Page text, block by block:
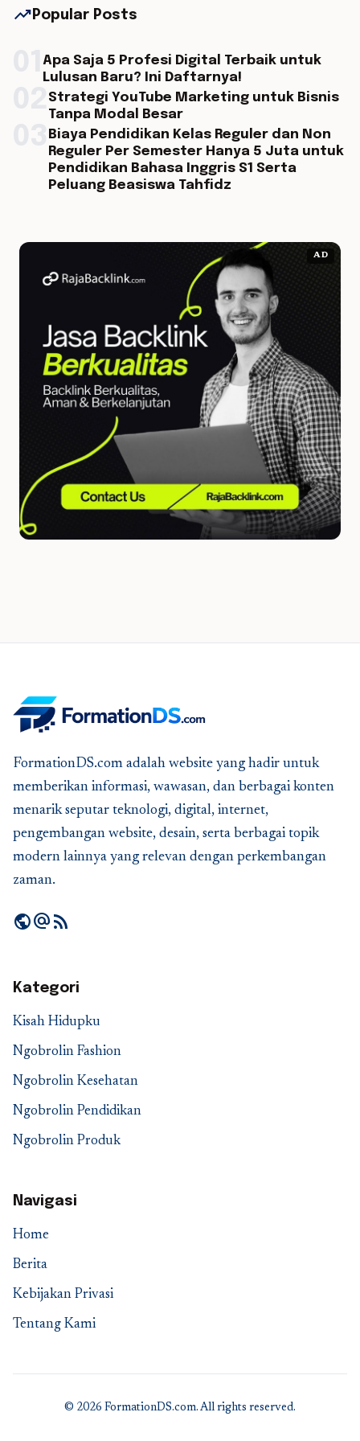
trending_up Popular Posts
Apa Saja 5 Profesi Digital Terbaik untuk
Lulusan Baru? Ini Daftarnya!
Strategi YouTube Marketing untuk Bisnis
Tanpa Modal Besar
Biaya Pendidikan Kelas Reguler dan Non
Reguler Per Semester Hanya 5 Juta untuk
Pendidikan Bahasa Inggris S1 Serta
Peluang Beasiswa Tahfidz
AD
FormationDS.com adalah website yang hadir untuk
memberikan informasi, wawasan, dan berbagai konten
menarik seputar teknologi, digital, internet,
pengembangan website, desain, serta berbagai topik
modern lainnya yang relevan dengan perkembangan
zaman.
publicalternate_emailrss_feed
Kategori
Kisah Hidupku
Ngobrolin Fashion
Ngobrolin Kesehatan
Ngobrolin Pendidikan
Ngobrolin Produk
Navigasi
Home
Berita
Kebijakan Privasi
Tentang Kami
© 2026 FormationDS.com. All rights reserved.